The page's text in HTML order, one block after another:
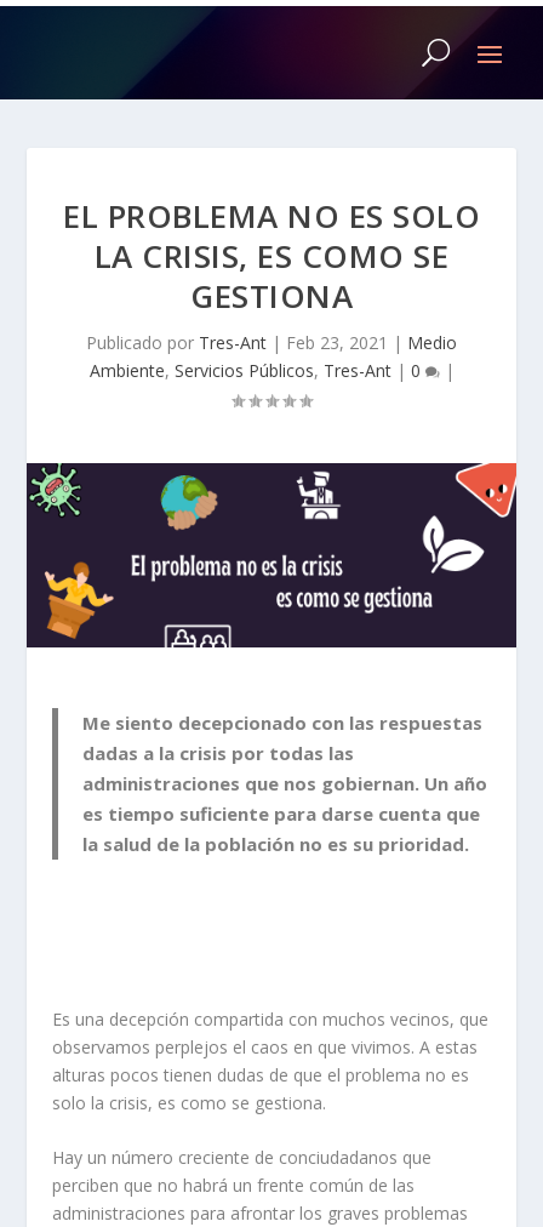
EL PROBLEMA NO ES SOLO
LA CRISIS, ES COMO SE
GESTIONA
Publicado por Tres-Ant | Feb 23, 2021 | Medio
Ambiente, Servicios Públicos, Tres-Ant| 0 |
Me siento decepcionado con las respuestas
dadas a la crisis por todas las
administraciones que nos gobiernan. Un año
es tiempo suficiente para darse cuenta que
la salud de la población no es su prioridad.
Es una decepción compartida con muchos vecinos, que
observamos perplejos el caos en que vivimos. A estas
alturas pocos tienen dudas de que el problema no es
solo la crisis, es como se gestiona.
Hay un número creciente de conciudadanos que
perciben que no habrá un frente común de las
administraciones para afrontar los graves problemas